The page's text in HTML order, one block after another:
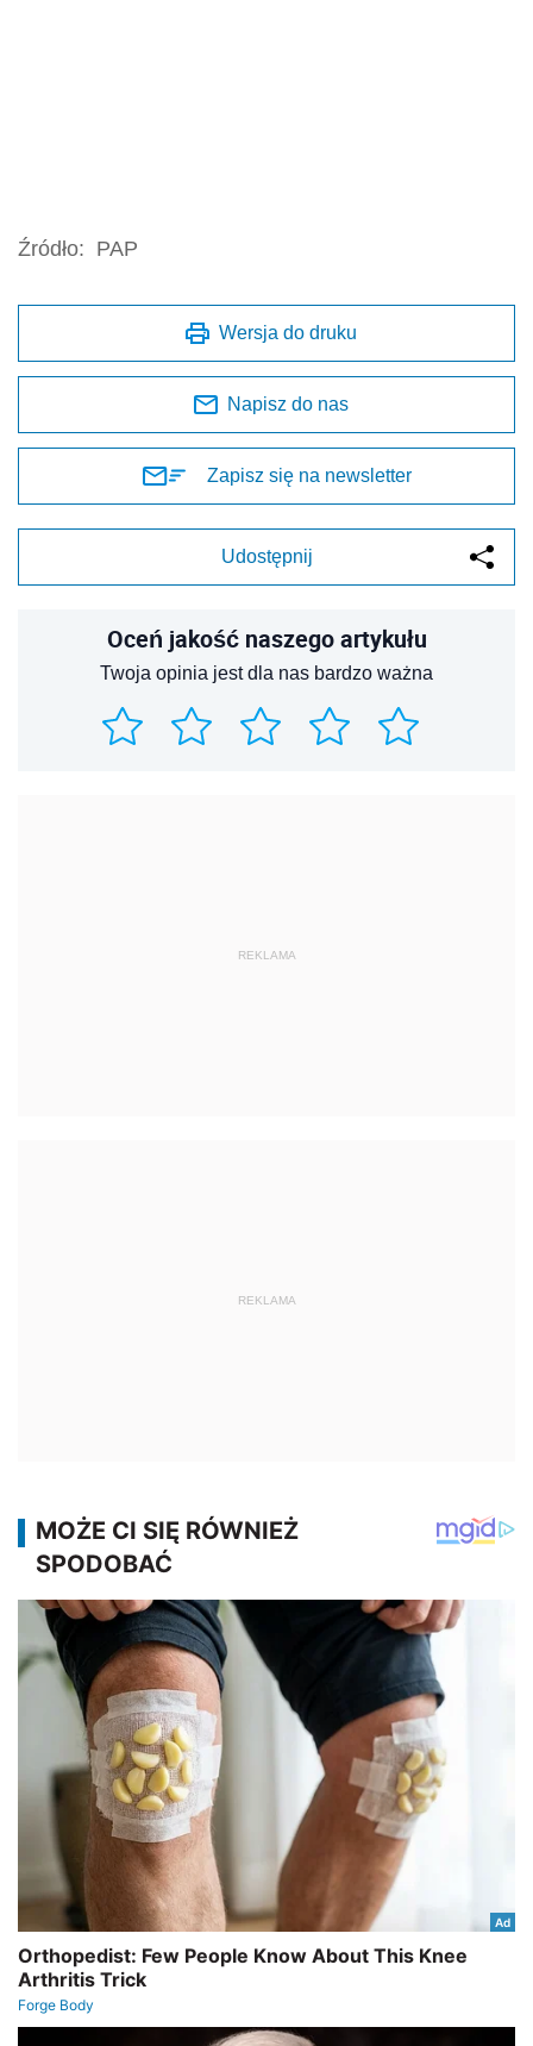
Źródło: PAP
Wersja do druku
Napisz do nas
Zapisz się na newsletter
Udostępnij
Oceń jakość naszego artykułu
Twoja opinia jest dla nas bardzo ważna
REKLAMA
REKLAMA